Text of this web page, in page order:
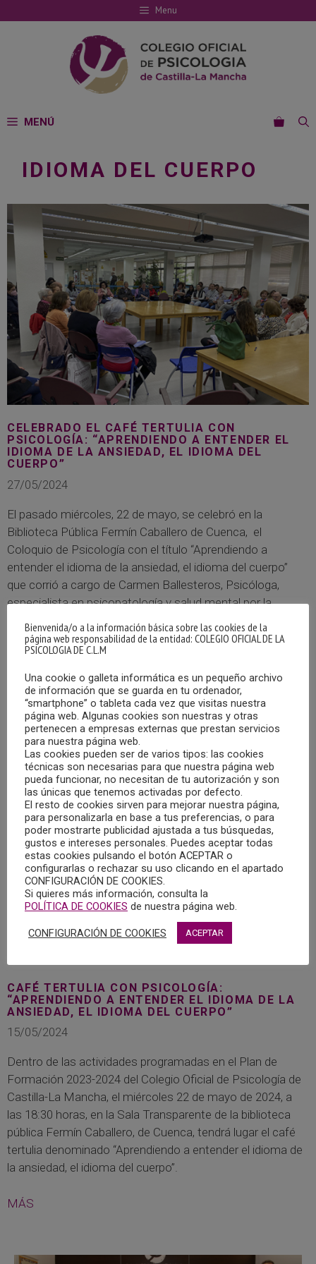
al
Menu
MENÚ
IDIOMA DEL CUERPO
CELEBRADO EL CAFÉ TERTULIA CON
PSICOLOGÍA: “APRENDIENDO A ENTENDER EL
IDIOMA DE LA ANSIEDAD, EL IDIOMA DEL
CUERPO”
27/05/2024
El pasado miércoles, 22 de mayo, se celebró en la
Biblioteca Pública Fermín Caballero de Cuenca, el
Coloquio de Psicología con el título “Aprendiendo a
entender el idioma de la ansiedad, el idioma del cuerpo”
que corrió a cargo de Carmen Ballesteros, Psicóloga,
especialista en psicopatología y salud mental por la
Psicoterapeuta FEAP en la Sección Psicoanalítica y
Miembro acreditada de Gradiva- Asociación de
Psicoanálisis Aplicado de Santiago de Compostela.
MÁS
CAFÉ TERTULIA CON PSICOLOGÍA:
“APRENDIENDO A ENTENDER EL IDIOMA DE LA
ANSIEDAD, EL IDIOMA DEL CUERPO”
15/05/2024
Dentro de las actividades programadas en el Plan de
Formación 2023-2024 del Colegio Oficial de Psicología de
Castilla-La Mancha, el miércoles 22 de mayo de 2024, a
las 18:30 horas, en la Sala Transparente de la biblioteca
pública Fermín Caballero, de Cuenca, tendrá lugar el café
tertulia denominado “Aprendiendo a entender el idioma de
la ansiedad, el idioma del cuerpo”.
MÁS
Bienvenida/o a la información básica sobre las cookies de la
página web responsabilidad de la entidad: COLEGIO OFICIAL DE LA
PSICOLOGIA DE C.L.M
Una cookie o galleta informática es un pequeño archivo
de información que se guarda en tu ordenador,
“smartphone” o tableta cada vez que visitas nuestra
página web. Algunas cookies son nuestras y otras
pertenecen a empresas externas que prestan servicios
para nuestra página web.
Las cookies pueden ser de varios tipos: las cookies
técnicas son necesarias para que nuestra página web
pueda funcionar, no necesitan de tu autorización y son
las únicas que tenemos activadas por defecto.
El resto de cookies sirven para mejorar nuestra página,
para personalizarla en base a tus preferencias, o para
poder mostrarte publicidad ajustada a tus búsquedas,
gustos e intereses personales. Puedes aceptar todas
estas cookies pulsando el botón ACEPTAR o
configurarlas o rechazar su uso clicando en el apartado
CONFIGURACIÓN DE COOKIES.
Si quieres más información, consulta la
POLÍTICA DE COOKIES de nuestra página web.
CONFIGURACIÓN DE COOKIES ACEPTAR